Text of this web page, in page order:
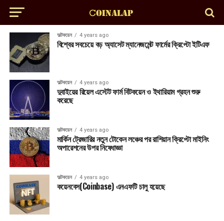
অল্টকয়েন 4 years ago
বিশ্বের সবচেয়ে বড় অ্যাসেট ম্যানেজমেন্ট ফার্মের ক্রিপ্টো ইটিএফ
অল্টকয়েন 4 years ago
দুবাইয়ের রিয়েল এস্টেট ফার্ম বিটকয়েন ও ইথারিয়াম গ্রহন শুরু
করেছে
অল্টকয়েন 4 years ago
মার্কিন ট্রেজারির নতুন টোকেন লঞ্চের পর রাশিয়ান ক্রিপ্টো মাইনিং
অপারেশনের উপর নিষেধাজ্ঞা
অল্টকয়েন 4 years ago
কয়েনবেস(Coinbase) এনএফটি চালু হয়েছে